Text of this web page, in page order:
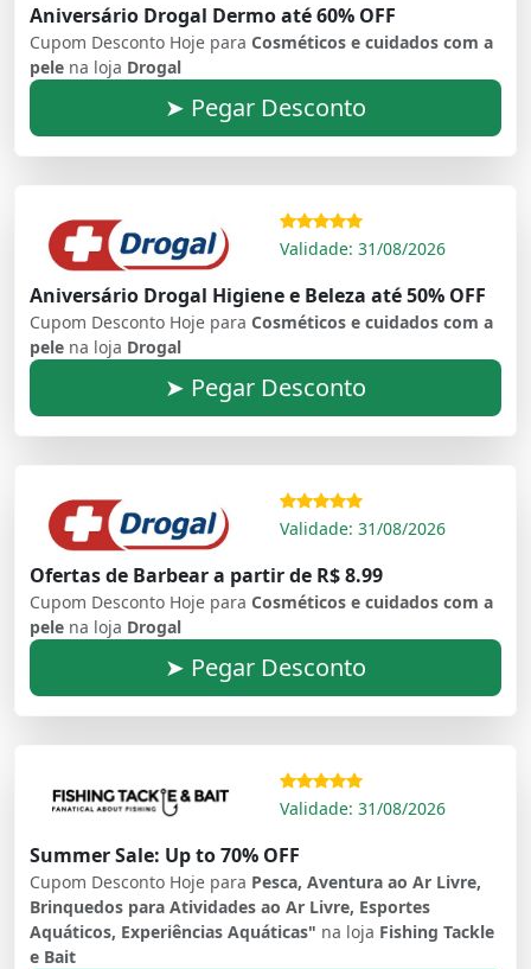
Aniversário Drogal Dermo até 60% OFF
Cupom Desconto Hoje para Cosméticos e cuidados com a
pele na loja Drogal
➤ Pegar Desconto
Validade: 31/08/2026
Aniversário Drogal Higiene e Beleza até 50% OFF
Cupom Desconto Hoje para Cosméticos e cuidados com a
pele na loja Drogal
➤ Pegar Desconto
Validade: 31/08/2026
Ofertas de Barbear a partir de R$ 8.99
Cupom Desconto Hoje para Cosméticos e cuidados com a
pele na loja Drogal
➤ Pegar Desconto
Validade: 31/08/2026
Summer Sale: Up to 70% OFF
Cupom Desconto Hoje para Pesca, Aventura ao Ar Livre,
Brinquedos para Atividades ao Ar Livre, Esportes
Aquáticos, Experiências Aquáticas" na loja Fishing Tackle
e Bait